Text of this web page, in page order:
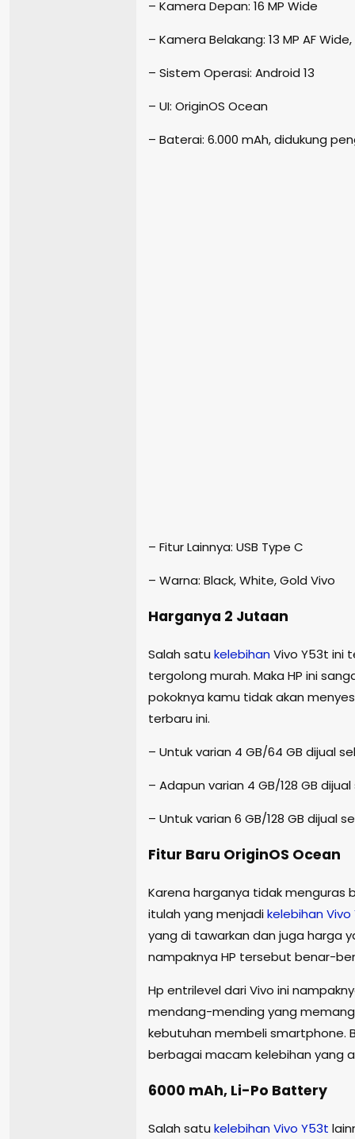
– Kamera Depan: 16 MP Wide
– Kamera Belakang: 13 MP AF
– Sistem Operasi: Android 13
– UI: OriginOS Ocean
– Baterai: 6.000 mAh, didukung
– Fitur Lainnya: USB Type C
– Warna: Black, White, Gold Vivo
Harganya 2 Jutaan
Salah satu kelebihanVivo Y53t ini
tergolong murah. Maka HP ini
pokoknya kamu tidak akan
terbaru ini.
– Untuk varian 4 GB/64 GB dijual
– Adapun varian 4 GB/128 GB
– Untuk varian 6 GB/128 GB dijual
Fitur Baru OriginOS Ocean
Karena harganya tidak menguras
itulah yang menjadikelebihanVivo
yang di tawarkan dan juga harga
nampaknya HP tersebut benar-
Hp entrilevel dari Vivo ini
mendang-mending yang
kebutuhan membeli smartphone.
berbagai macam kelebihan yang
6000 mAh, Li-Po Battery
Salah satu kelebihanVivo Y53t